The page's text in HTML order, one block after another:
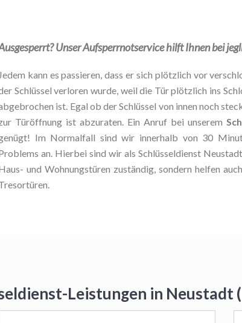
Unser Aufsperrnotservice hilft Ihnen bei
Jedem kann es passieren, dass er sich plötzlich vor
Schlüssel verloren wurde, weil die Tür plötzlich ins
ist. Egal ob der Schlüssel von innen noch
Türöffnung ist abzuraten. Ein Anruf bei unserem
Im Normalfall sind wir innerhalb von 30
an. Hierbei sind wir als Schlüsseldienst
und Wohnungstüren zuständig, sondern helfen
Leistungen in Neustadt